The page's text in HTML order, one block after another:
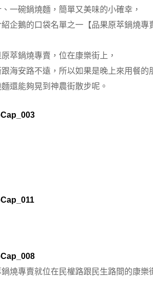
一碗鍋燒麵，簡單又美味的小確幸，
企鵝的口袋名單之一【品果原萃鍋燒專
萃鍋燒專賣，位在康樂街上，
海安路不遠，所以如果是晚上來用餐的
還能夠晃到神農街散步呢。
燒專賣就位在民權路跟民生路間的康樂